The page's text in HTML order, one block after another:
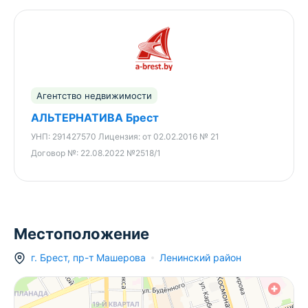
Агентство недвижимости
АЛЬТЕРНАТИВА Брест
УНП: 291427570 Лицензия: от 02.02.2016 № 21
Договор №: 22.08.2022 №2518/1
Местоположение
г. Брест, пр-т Машерова Ленинский район
210 506 BYN328 332 BYN
267 700 BYN
204 659 BYN